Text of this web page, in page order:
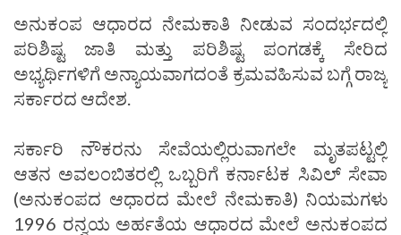
ಅನುಕಂಪ ಆಧಾರದ ನೇಮಕಾತಿ ನೀಡುವ ಸಂದರ್ಭದಲ್ಲಿ
ಪರಿಶಿಷ್ಟ ಜಾತಿ ಮತ್ತು ಪರಿಶಿಷ್ಟ ಪಂಗಡಕ್ಕೆ ಸೇರಿದ
ಅಭ್ಯರ್ಥಿಗಳಿಗೆ ಅನ್ಯಾಯವಾಗದಂತೆ ಕ್ರಮವಹಿಸುವ ಬಗ್ಗೆ ರಾಜ್ಯ
ಸರ್ಕಾರದ ಆದೇಶ.
ಸರ್ಕಾರಿ ನೌಕರನು ಸೇವೆಯಲ್ಲಿರುವಾಗಲೇ ಮೃತಪಟ್ಟಲ್ಲಿ
ಆತನ ಅವಲಂಬಿತರಲ್ಲಿ ಒಬ್ಬರಿಗೆ ಕರ್ನಾಟಕ ಸಿವಿಲ್ ಸೇವಾ
(ಅನುಕಂಪದ ಆಧಾರದ ಮೇಲೆ ನೇಮಕಾತಿ) ನಿಯಮಗಳು
1996 ರನ್ವಯ ಅರ್ಹತೆಯ ಆಧಾರದ ಮೇಲೆ ಅನುಕಂಪದ